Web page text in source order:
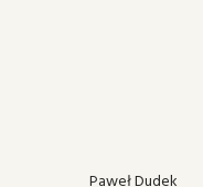
Paweł Dudek